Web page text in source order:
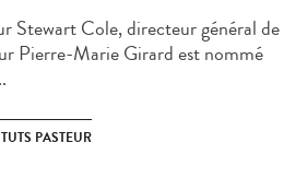
Stewart Cole, directeur général de
Pierre-Marie Girard est nommé
PASTEUR